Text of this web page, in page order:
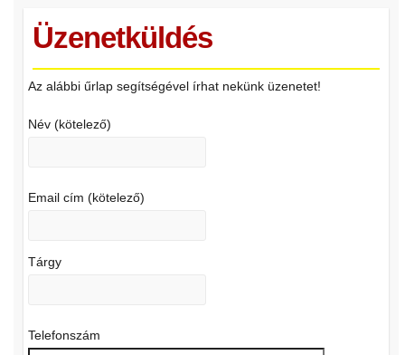
Üzenetküldés
Az alábbi űrlap segítségével írhat nekünk üzenetet!
Név (kötelező)
Email cím (kötelező)
Tárgy
Telefonszám